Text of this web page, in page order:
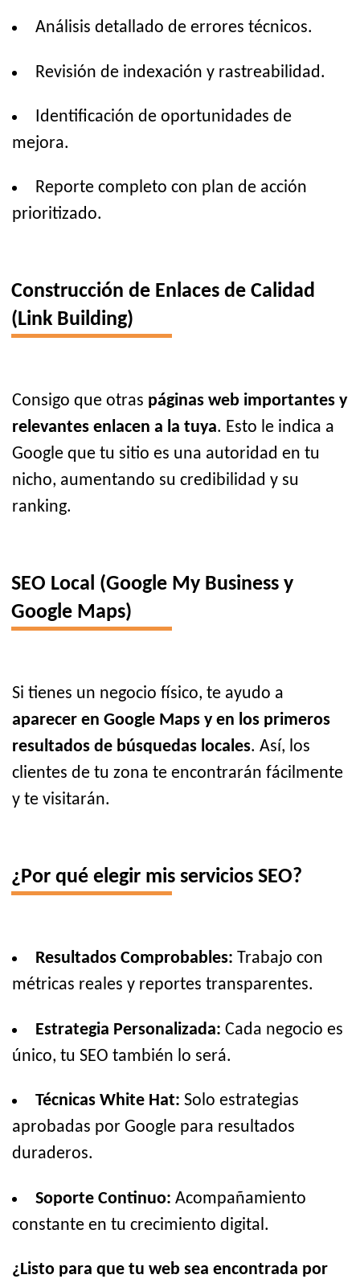
Análisis detallado de errores técnicos.
Revisión de indexación y rastreabilidad.
Identificación de oportunidades de
mejora.
Reporte completo con plan de acción
prioritizado.
Construcción de Enlaces de Calidad
(Link Building)
Consigo que otras páginas web importantes y
relevantes enlacen a la tuya. Esto le indica a
Google que tu sitio es una autoridad en tu
nicho, aumentando su credibilidad y su
ranking.
SEO Local (Google My Business y
Google Maps)
Si tienes un negocio físico, te ayudo a
aparecer en Google Maps y en los primeros
resultados de búsquedas locales. Así, los
clientes de tu zona te encontrarán fácilmente
y te visitarán.
¿Por qué elegir mis servicios SEO?
Resultados Comprobables: Trabajo con
métricas reales y reportes transparentes.
Estrategia Personalizada: Cada negocio es
único, tu SEO también lo será.
Técnicas White Hat: Solo estrategias
aprobadas por Google para resultados
duraderos.
Soporte Continuo: Acompañamiento
constante en tu crecimiento digital.
¿Listo para que tu web sea encontrada por